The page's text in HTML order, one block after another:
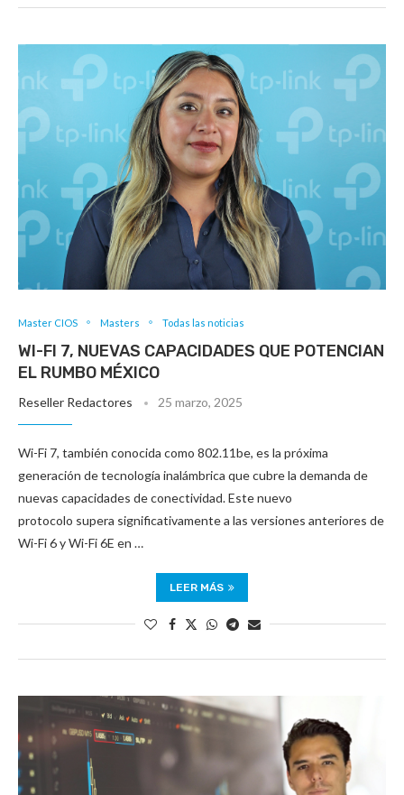
Master CIOS Masters Todas las noticias
WI-FI 7, NUEVAS CAPACIDADES QUE POTENCIAN
EL RUMBO MÉXICO
Reseller Redactores 25 marzo, 2025
Wi-Fi 7, también conocida como 802.11be, es la próxima
generación de tecnología inalámbrica que cubre la demanda de
nuevas capacidades de conectividad. Este nuevo
protocolo supera significativamente a las versiones anteriores de
Wi-Fi 6 y Wi-Fi 6E en …
LEER MÁS